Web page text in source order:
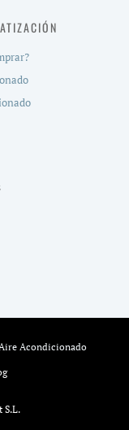
Aire Acondicionado
S.L.